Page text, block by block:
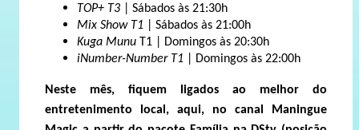
TOP+ T3 | Sábados às 21:30h
Mix Show T1 | Sábados às 21:00h
Kuga Munu T1 | Domingos às 20:30h
iNumber-Number T1 | Domingos às 22:00h
Neste mês, fiquem ligados ao melhor do
entretenimento local, aqui, no canal Maningue